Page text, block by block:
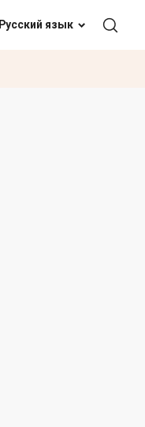
Связаться с нами
Русский язык